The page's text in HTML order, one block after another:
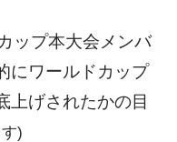
ップ本大会メンバ
にワールドカップ
上げされたかの目
)